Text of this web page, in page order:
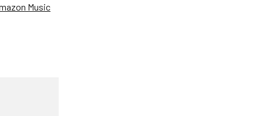
Music